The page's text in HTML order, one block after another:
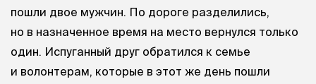
пошли двое мужчин. По дороге разделились,
но в назначенное время на место вернулся только
один. Испуганный друг обратился к семье
и волонтерам, которые в этот же день пошли